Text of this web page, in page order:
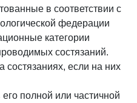
в соответствии с
федерации
категории
состязаний.
состязаниях, если на них
полной или частичной